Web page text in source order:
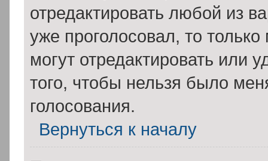
отредактировать любой из
уже проголосовал, то
могут отредактировать или
того, чтобы нельзя было
голосования.
Вернуться к началу